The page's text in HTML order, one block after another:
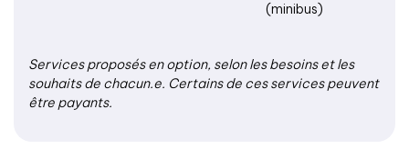
(minibus)
Services proposés en option, selon les besoins et les
souhaits de chacun.e. Certains de ces services peuvent
être payants.